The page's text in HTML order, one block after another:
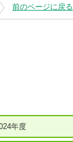
前のページに戻る
年度